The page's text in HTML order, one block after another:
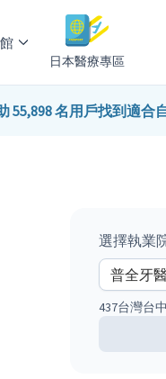
日本醫療專區
55,898 名用戶找到適合
選擇執業
437台灣台